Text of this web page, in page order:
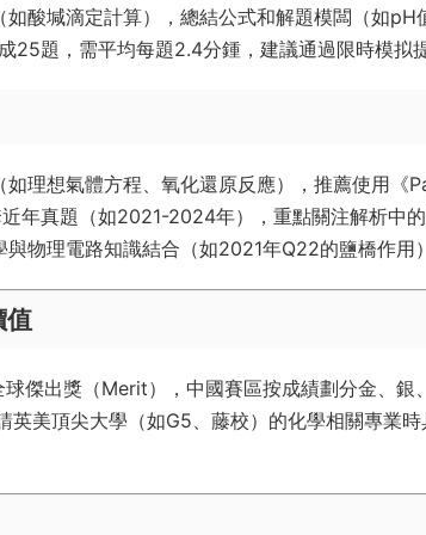
如酸堿滴定計算），總結公式和解題模闆（如pH
25題，需平均每題2.4分鍾，建議通過限時模拟
如理想氣體方程、氧化還原反應），推薦使用《
年真題（如2021-2024年），重點關注解析中的
物理電路知識結合（如2021年Q22的鹽橋作用
值
球傑出獎（Merit），中國賽區按成績劃分金、銀
英美頂尖大學（如G5、藤校）的化學相關專業